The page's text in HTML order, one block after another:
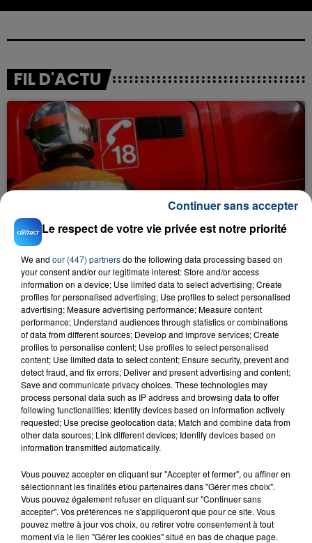
FIL D'ACTU
INCENDIE MORTEL À LENS : UNE FEMME ET
SON BÉBÉ ENTRE LA VIE ET LA...
Un homme s'est immolé par le feu après avoir
aspergé sa compagne et leur bébé de trois mois
d'un liquide inflammable.
20 juillet 2026
UNE ADOLESCENTE DEVANT SE FAIRE
OPÉRER DE LA CHEVILLE RESSORT DE LA...
La famille a porté plainte contre la clinique qui a
reconnu sa responsabilité et présenté ses
excuses.
TITRES DIFFUSÉS
9h40
9h40 9h37
9h37
Le respect de votre vie privée est notre priorité
We and our (447) partnersdo the following data processing based on
your consent and/or our legitimate interest: Store and/or access
information on a device; Use limited data to select advertising; Create
profiles for personalised advertising; Use profiles to select personalised
advertising; Measure advertising performance; Measure content
performance; Understand audiences through statistics or combinations
of data from different sources; Develop and improve services; Create
profiles to personalise content; Use profiles to select personalised
content; Use limited data to select content; Ensure security, prevent and
detect fraud, and fix errors; Deliver and present advertising and content;
Save and communicate privacy choices. These technologies may
process personal data such as IP address and browsing data to offer
following functionalities: Identify devices based on information actively
requested; Use precise geolocation data; Match and combine data from
other data sources; Link different devices; Identify devices based on
information transmitted automatically.
Vous pouvez accepter en cliquant sur "Accepter et fermer", ou affiner en
sélectionnant les finalités et/ou partenaires dans "Gérer mes choix".
Vous pouvez également refuser en cliquant sur "Continuer sans
accepter". Vos préférences ne s'appliqueront que pour ce site. Vous
pouvez mettre à jour vos choix, ou retirer votre consentement à tout
moment via le lien "Gérer les cookies" situé en bas de chaque page.
Continuer sans accepter